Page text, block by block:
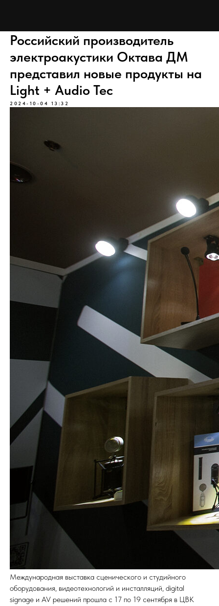
Российский производитель
электроакустики Октава ДМ
представил новые продукты на
Light + Audio Tec
2024-10-04 13:32
Международная выставка сценического и студийного
оборудования, видеотехнологий и инсталляций, digital
signage и AV решений прошла с 17 по 19 сентября в ЦВК